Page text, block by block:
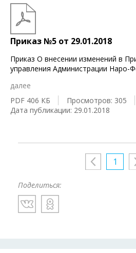
Приказ №5 от 29.01.2018
Приказ О внесении изменений в
управления Администрации Наро-
далее
PDF 406 КБ
Просмотров: 305
Дата публикации: 29.01.2018
1
Поделиться: